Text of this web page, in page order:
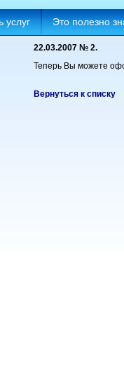
услуг Это полезно
22.03.2007 № 2.
Теперь Вы можете
Вернуться к списку